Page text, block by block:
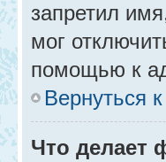
запретил
мог
помощью к
Вернуться
Что делает